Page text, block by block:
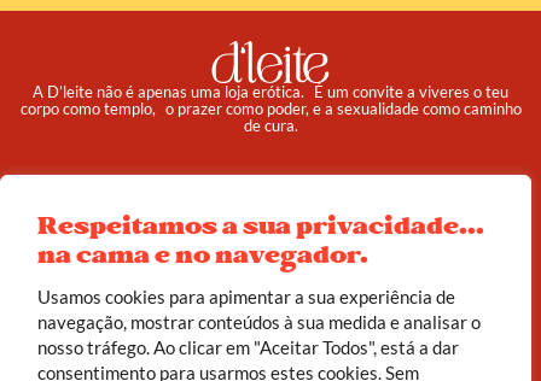
Respeitamos a sua privacidade...
na cama e no navegador.
Usamos cookies para apimentar a sua experiência de
navegação, mostrar conteúdos à sua medida e analisar o
nosso tráfego. Ao clicar em "Aceitar Todos", está a dar
consentimento para usarmos estes cookies. Sem
A D’leite não é apenas uma loja erótica. É um convite a viveres o teu
corpo como templo, o prazer como poder, e a sexualidade como caminho
de cura.
Reembolso e Devoluções
Termos e Condições
Sobre
Política de Privacidade
© 2025 d’leite. Todos os direitos reservados.
Feito com carinho porJoão Corrêa